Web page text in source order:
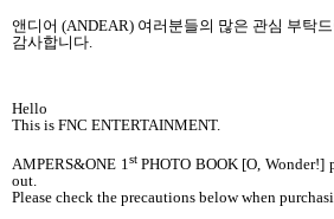
앤디어 (ANDEAR) 여러분들의 많은 관심 부탁
감사합니다
Hello
This is FNC ENTERTAINMENT.
AMPERS&ONE 1 stPHOTO BOOK [O, Wonder!]
out.
Please check the precautions below when